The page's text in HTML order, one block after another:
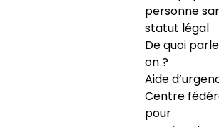
personne
statut légal
De quoi
on ?
Aide
Centre
pour